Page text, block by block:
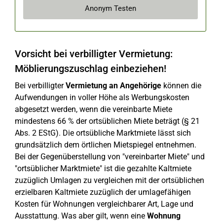
Anonym Testen
Vorsicht bei verbilligter Vermietung:
Möblierungszuschlag einbeziehen!
Bei verbilligterVermietung an Angehörige können die
Aufwendungen in voller Höhe als Werbungskosten
abgesetzt werden, wenn die vereinbarte Miete
mindestens 66 % der ortsüblichen Miete beträgt (§ 21
Abs. 2 EStG). Die ortsübliche Marktmiete lässt sich
grundsätzlich dem örtlichen Mietspiegel entnehmen.
Bei der Gegenüberstellung von "vereinbarter Miete" und
"ortsüblicher Marktmiete" ist die gezahlte Kaltmiete
zuzüglich Umlagen zu vergleichen mit der ortsüblichen
erzielbaren Kaltmiete zuzüglich der umlagefähigen
Kosten für Wohnungen vergleichbarer Art, Lage und
Ausstattung. Was aber gilt, wenn eine Wohnung